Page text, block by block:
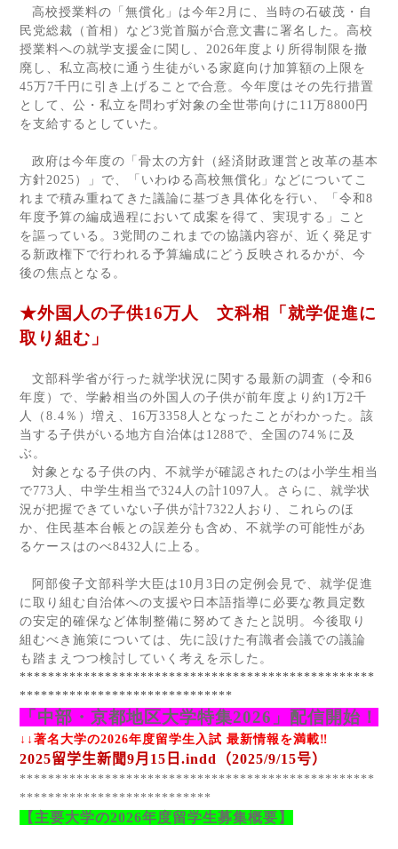
高校授業料の「無償化」は今年2 月に、当時の石破茂・自
民党総裁（首相）など3党首脳が合意文書に署名した。高校
授業料への就学支援金に関し、 2026年度より所得制限を撤
廃し、私立高校に通う生徒がいる家庭向け加算額の上限を
45万7千円に引き上げることで合意。今年度はその先行措置
として、公・私立を問わず対象の全世帯向けに 11万8800 円
を支給するとしていた。
政府は今年度の「骨太の方針（経済財政運営と改革の基本
方針2025 ）」で、「いわゆる高校無償化」などについてこ
れまで積み重ねてきた議論に基づき具体化を行い、「令和 8
年度予算の編成過程において成案を得て、実現する」こと
を謳っている。 3党間のこれまでの協議内容が、近く発足す
る新政権下で行われる予算編成にどう反映されるかが、今
後の焦点となる。
★外国人の子供16万人 文科相「就学促進に
取り組む」
文部科学省が行った就学状況に関する最新の調査（令和 6
年度）で、学齢相当の外国人の子供が前年度より約 1万2千
人（ 8.4 ％）増え、 16万3358 人となったことがわかった。該
当する子供がいる地方自治体は 1288で、全国の74 ％に及
ぶ。
対象となる子供の内、不就学が確認されたのは小学生相当
で773 人、中学生相当で324 人の計1097 人。さらに、就学状
況が把握できていない子供が計7322 人おり、これらのほ
か、住民基本台帳との誤差分も含め、不就学の可能性があ
るケースはのべ8432 人に上る。
阿部俊子文部科学大臣は 10 月 3 日の定例会見で、就学促進
に取り組む自治体への支援や日本語指導に必要な教員定数
の安定的確保など体制整備に努めてきたと説明。今後取り
組むべき施策については、先に設けた有識者会議での議論
も踏まえつつ検討していく考えを示した。
**************************************************
******************************
「中部・京都地区大学特集2026 」配信開始！
↓↓著名大学の2026年度留学生入試 最新情報を満載‼
2025留学生新聞9月 15 日 .indd （2025/9/15号）
**************************************************
***************************
【主要大学の2026年度留学生募集概要】